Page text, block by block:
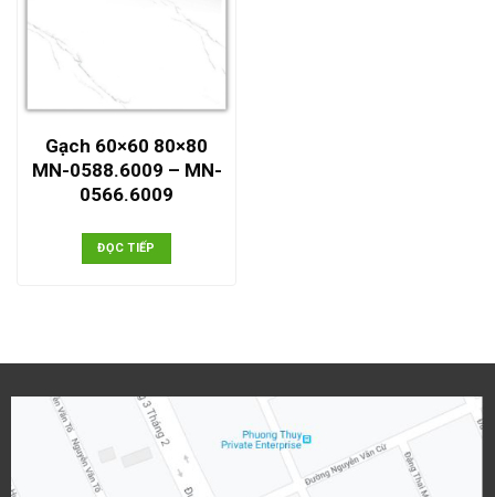
Gạch 60×60 80×80
MN-0588.6009 – MN-
0566.6009
ĐỌC TIẾP